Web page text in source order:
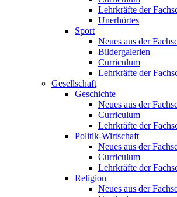
Lehrkräfte der
Unerhörtes
Sport
Neues aus der
Bildergalerien
Curriculum
Lehrkräfte der
Gesellschaft
Geschichte
Neues aus der
Curriculum
Lehrkräfte der
Politik-Wirtschaft
Neues aus der
Curriculum
Lehrkräfte der
Religion
Neues aus der